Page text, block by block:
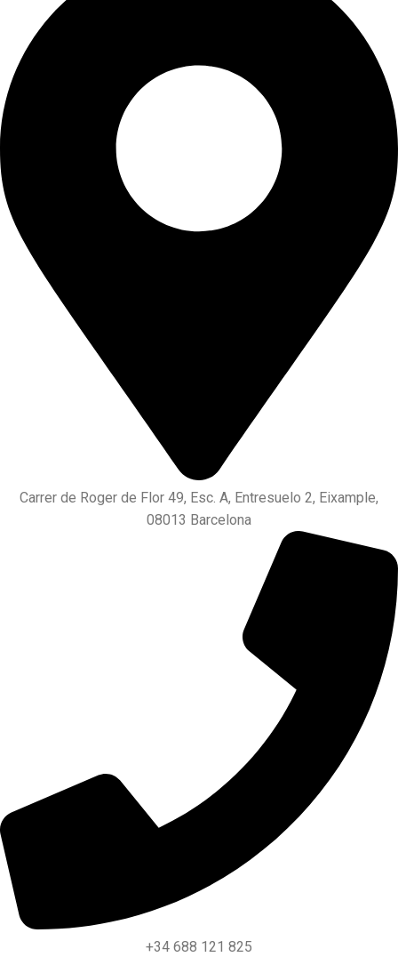
Carrer de Roger de Flor 49, Esc. A, Entresuelo 2, Eixample,
08013 Barcelona
+34 688 121 825